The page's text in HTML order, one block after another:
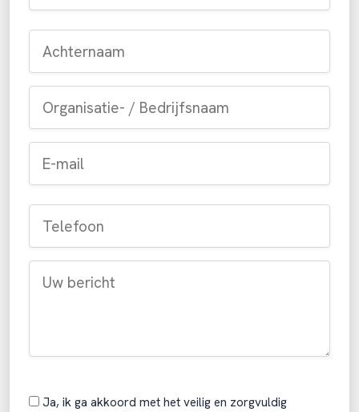
Ja, ik ga akkoord met het veilig en zorgvuldig